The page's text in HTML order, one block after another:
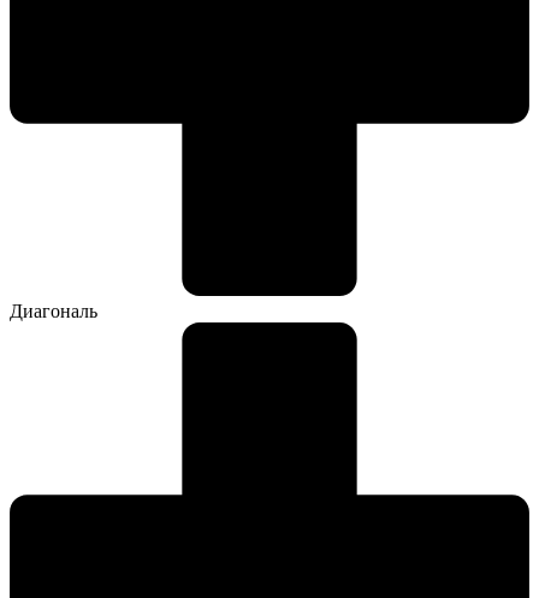
Диагональ